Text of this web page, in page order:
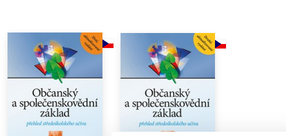
Beletria pre deti
Beletria pre dospelých
Kalendáre, diáre
Kariéra a osobný rozvoj